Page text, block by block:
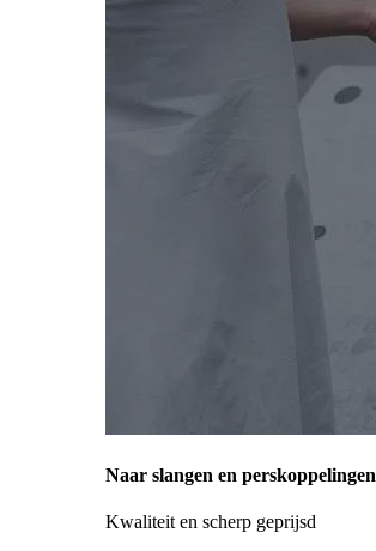
Naar slangen en perskoppelingen
Kwaliteit en scherp geprijsd